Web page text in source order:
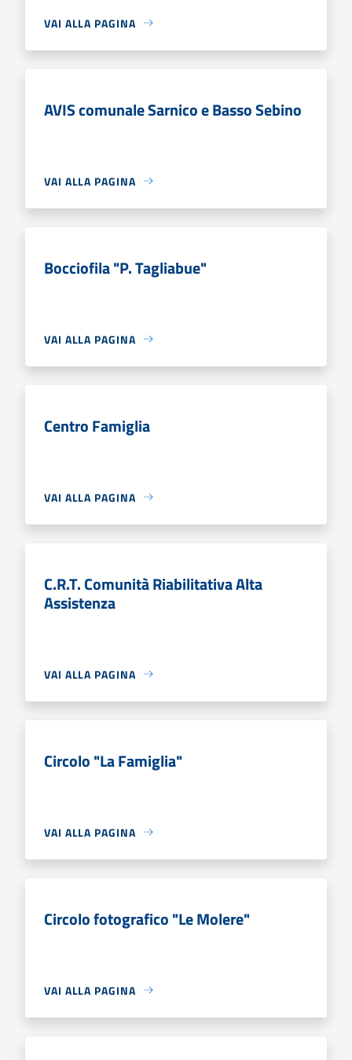
VAI ALLA PAGINA
AVIS comunale Sarnico e Basso Sebino
VAI ALLA PAGINA
Bocciofila "P. Tagliabue"
VAI ALLA PAGINA
Centro Famiglia
VAI ALLA PAGINA
C.R.T. Comunità Riabilitativa Alta
Assistenza
VAI ALLA PAGINA
Circolo "La Famiglia"
VAI ALLA PAGINA
Circolo fotografico "Le Molere"
VAI ALLA PAGINA